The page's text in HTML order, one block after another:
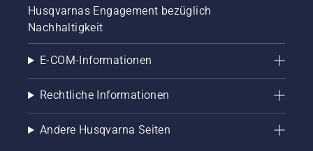
Husqvarnas Engagement bezüglich
Nachhaltigkeit
E-COM-Informationen
Rechtliche Informationen
Andere Husqvarna Seiten